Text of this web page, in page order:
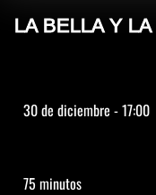
a
m
k
LA BELLA Y
30 de diciembre - 17:00
75 minutos